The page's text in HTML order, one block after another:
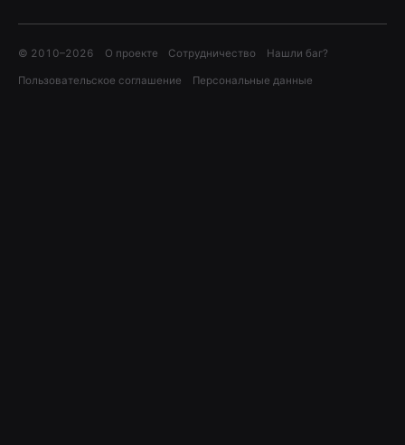
© 2010–2026 О проекте Сотрудничество Нашли баг?
Пользовательское соглашение Персональные данные